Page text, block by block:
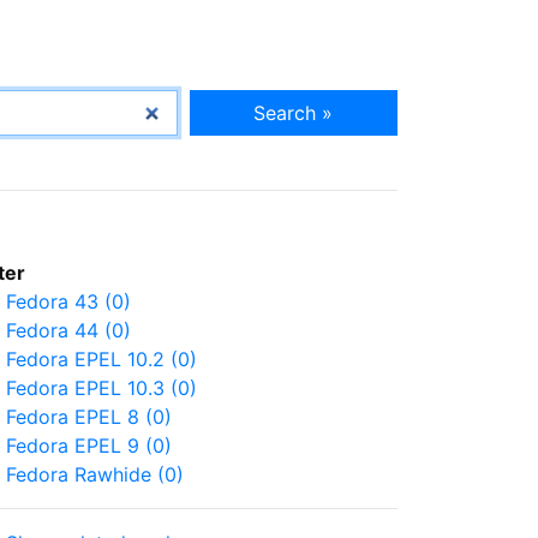
Search »
Fedora 43 (0)
Fedora 44 (0)
Fedora EPEL 10.2 (0)
Fedora EPEL 10.3 (0)
Fedora EPEL 8 (0)
Fedora EPEL 9 (0)
Fedora Rawhide (0)